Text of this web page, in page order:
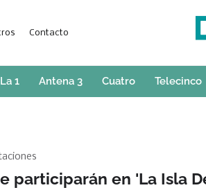
Contacto
La 1 Antena 3 Cuatro Telecinco
participarán en 'La Isla